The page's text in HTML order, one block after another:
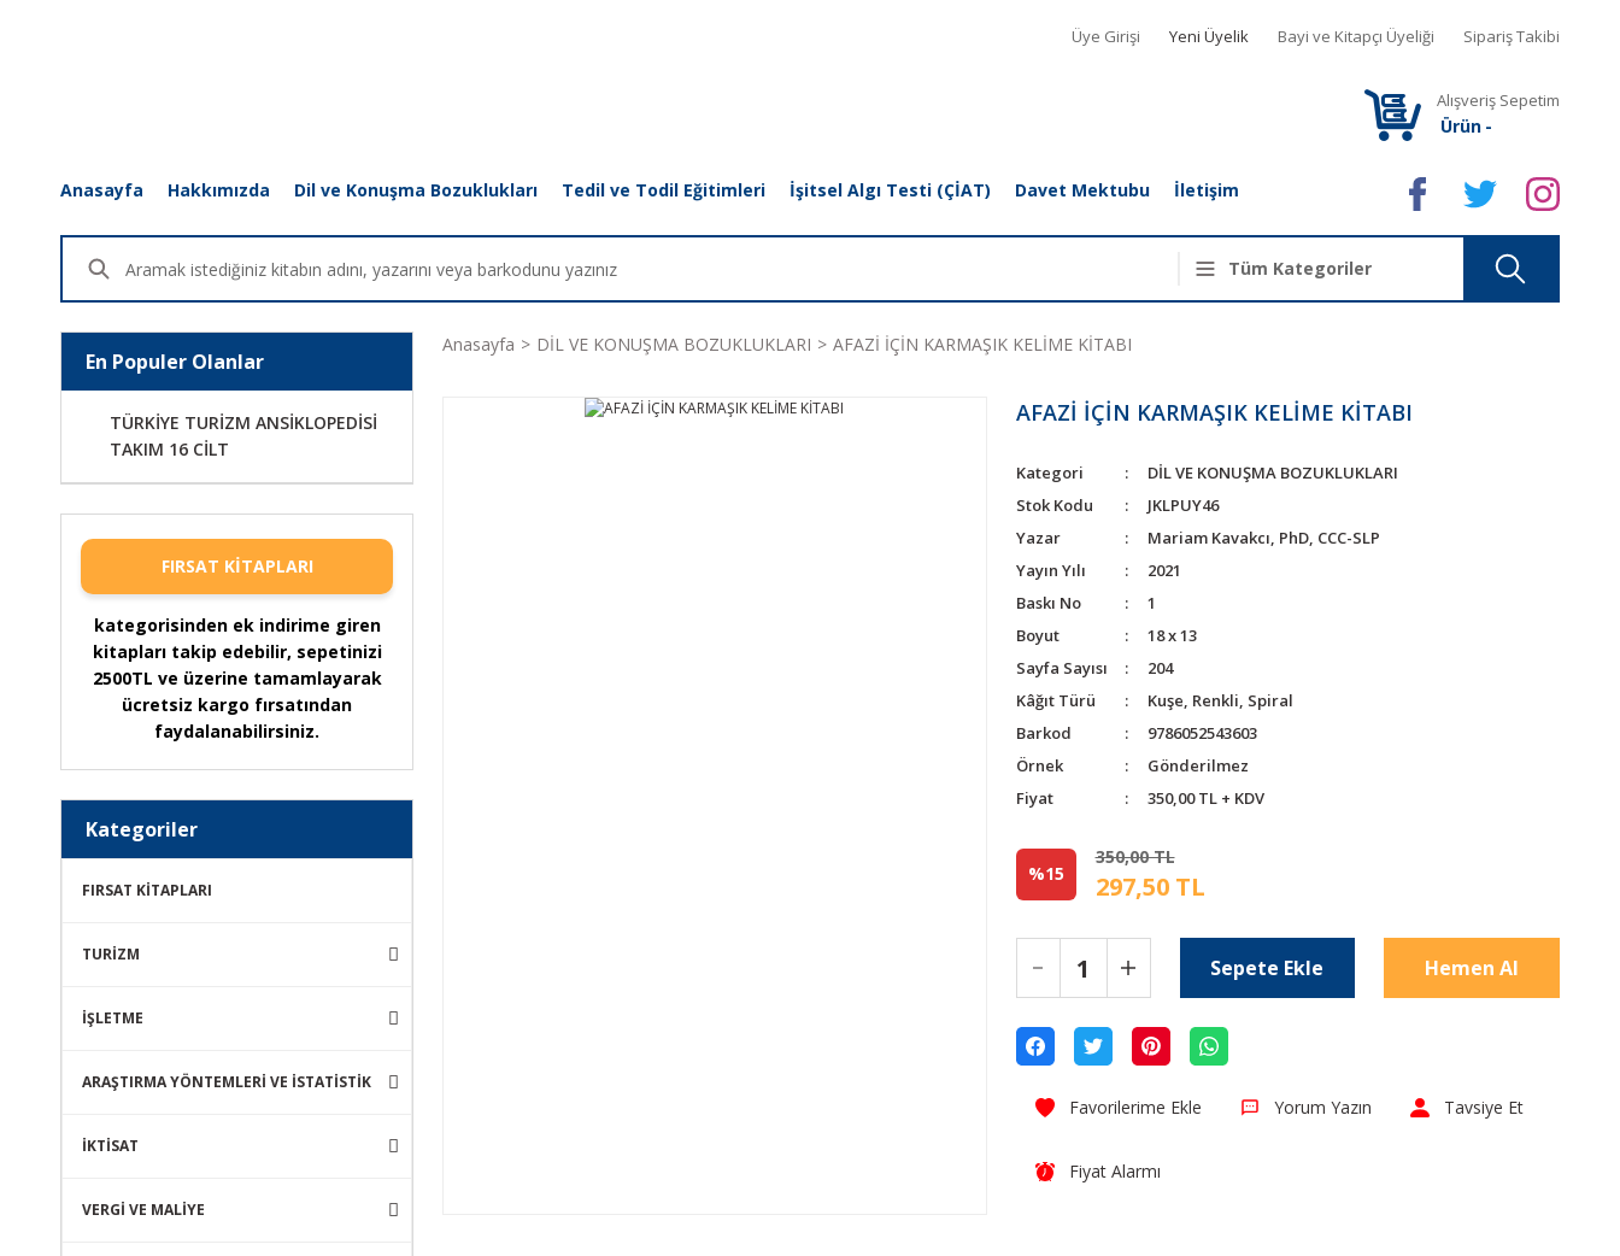
Üye Girişi Yeni Üyelik Bayi ve Kitapçı Üyeliği Sipariş Takibi
Alışveriş Sepetim
Ürün -
Anasayfa Hakkımızda Dil ve Konuşma Bozuklukları Tedil ve Todil Eğitimleri İşitsel Algı Testi (ÇİAT) Davet Mektubu İletişim
En Populer Olanlar
TÜRKİYE TURİZM ANSİKLOPEDİSİ
TAKIM 16 CİLT
FIRSAT KİTAPLARI
kategorisinden ek indirime giren
kitapları takip edebilir, sepetinizi
2500TL ve üzerine tamamlayarak
ücretsiz kargo fırsatından
faydalanabilirsiniz.
Kategoriler
FIRSAT KİTAPLARI
TURİZM
İŞLETME
ARAŞTIRMA YÖNTEMLERİ VE İSTATİSTİK
İKTİSAT
VERGİ VE MALİYE
Anasayfa DİL VE KONUŞMA BOZUKLUKLARI AFAZİ İÇİN KARMAŞIK KELİME KİTABI
AFAZİ İÇİN KARMAŞIK KELİME KİTABI
Kategori
DİL VE KONUŞMA BOZUKLUKLARI
Stok Kodu
JKLPUY46
Yazar
Mariam Kavakcı, PhD, CCC-SLP
Yayın Yılı
2021
Baskı No
1
Boyut
18 x 13
Sayfa Sayısı
204
Kâğıt Türü
Kuşe, Renkli, Spiral
Barkod
9786052543603
Örnek
Gönderilmez
Fiyat
350,00 TL + KDV
%15
350,00 TL
297,50 TL
Sepete Ekle Hemen Al
Yorum Yazın Tavsiye Et
Fiyat Alarmı